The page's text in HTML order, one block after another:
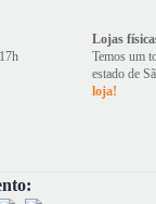
Lojas
Temos um
estado de
loja!